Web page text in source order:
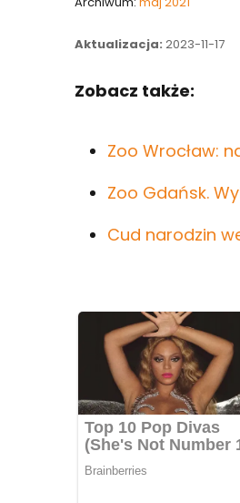
Aktualizacja: 2023-11-17
Zobacz także:
Zoo Wrocław:
Zoo Gdańsk.
Cud narodzin